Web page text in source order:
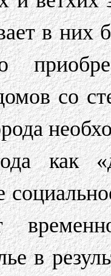
в них
со
как
в